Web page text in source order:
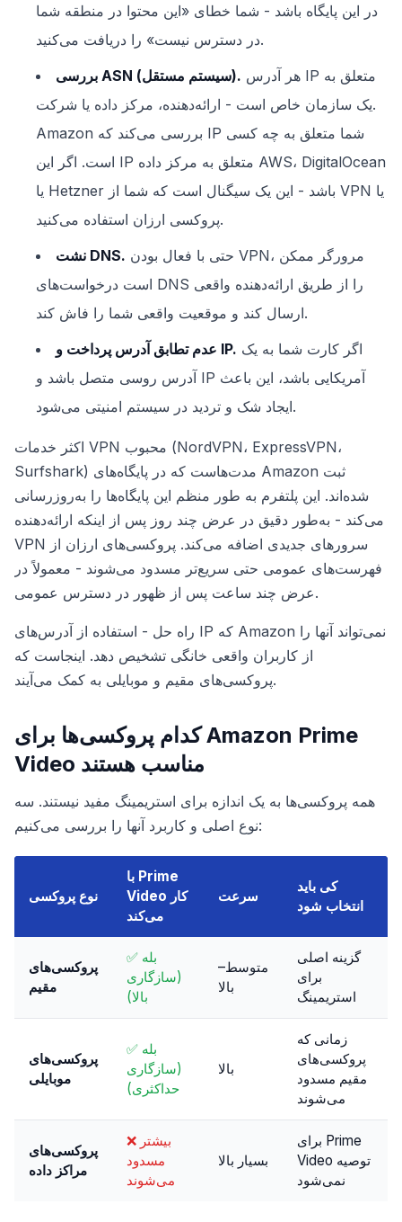
در این پایگاه باشد - شما خطای «این محتوا در منطقه شما
در دسترس نیست» را دریافت می‌کنید.
بررسی ASN (سیستم مستقل).
یک سازمان خاص است - ارائه‌دهنده، مرکز داده یا شرکت.
Amazon بررسی می‌کند که IP شما متعلق به چه کسی
است. اگر این IP متعلق به مرکز داده AWS، DigitalOcean
یا Hetzner باشد - این یک سیگنال است که شما از VPN یا
پروکسی ارزان استفاده می‌کنید.
نشت DNS.
است درخواست‌های DNS را از طریق ارائه‌دهنده واقعی
ارسال کند و موقعیت واقعی شما را فاش کند.
عدم تطابق آدرس پرداخت و IP.
آدرس روسی متصل باشد و IP آمریکایی باشد، این باعث
ایجاد شک و تردید در سیستم امنیتی می‌شود.
اکثر خدمات VPN محبوب (NordVPN، ExpressVPN،
Surfshark) مدت‌هاست که در پایگاه‌های Amazon ثبت
شده‌اند. این پلتفرم به طور منظم این پایگاه‌ها را به‌روزرسانی
می‌کند - به‌طور دقیق در عرض چند روز پس از اینکه ارائه‌دهنده
VPN سرورهای جدیدی اضافه می‌کند. پروکسی‌های ارزان از
فهرست‌های عمومی حتی سریع‌تر مسدود می‌شوند - معمولاً در
عرض چند ساعت پس از ظهور در دسترس عمومی.
راه حل - استفاده از آدرس‌های IP که Amazon نمی‌تواند آنها را
از کاربران واقعی خانگی تشخیص دهد. اینجاست که
پروکسی‌های مقیم و موبایلی به کمک می‌آیند.
کدام پروکسی‌ها برای Amazon Prime
Video مناسب هستند
همه پروکسی‌ها به یک اندازه برای استریمینگ مفید نیستند. سه
نوع اصلی و کاربرد آنها را بررسی می‌کنیم:
نوع پروکسی
با Prime
Video کار
می‌کند
سرعت
کی باید
انتخاب شود
پروکسی‌های
مقیم
✅ بله
(سازگاری
بالا)
متوسط–
بالا
گزینه اصلی
برای
استریمینگ
پروکسی‌های
موبایلی
✅ بله
(سازگاری
حداکثری)
بالا
زمانی که
پروکسی‌های
مقیم مسدود
می‌شوند
پروکسی‌های
مراکز داده
❌ بیشتر
مسدود
می‌شوند
بسیار بالا
برای Prime
Video توصیه
نمی‌شود